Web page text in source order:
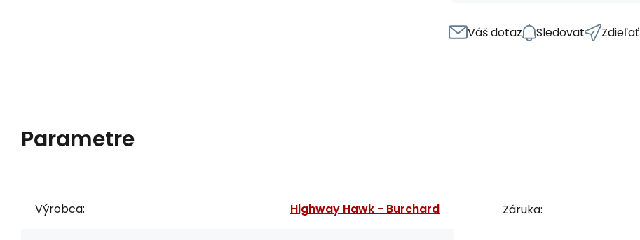
Váš dotaz Sledovat Zdieľať
Parametre
Výrobca: Highway Hawk - Burchard Záruka: